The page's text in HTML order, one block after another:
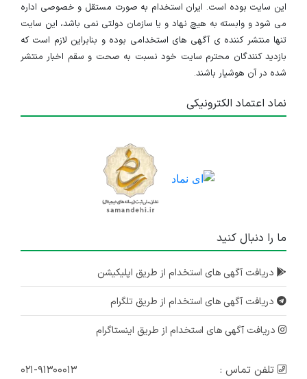
این سایت بوده است. ایران استخدام به صورت مستقل و خصوصی اداره
می شود و وابسته به هیچ نهاد و یا سازمان دولتی نمی باشد، این سایت
تنها منتشر کننده ی آگهی های استخدامی بوده و بنابراین لازم است که
بازدید کنندگان محترم سایت خود نسبت به صحت و سقم اخبار منتشر
شده در آن هوشیار باشند.
نماد اعتماد الکترونیکی
ما را دنبال کنید
دریافت آگهی های استخدام از طریق اپلیکیشن
دریافت آگهی های استخدام از طریق تلگرام
دریافت آگهی های استخدام از طریق اینستاگرام
تلفن تماس : ۰۲۱-۹۱۳۰۰۰۱۳